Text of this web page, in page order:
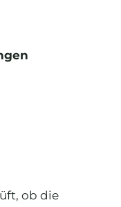
ob die